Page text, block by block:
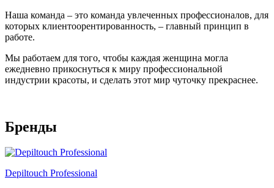
Наша команда – это команда увлеченных профессионалов, для
которых клиентоорентированность, – главный принцип в
работе.
Мы работаем для того, чтобы каждая женщина могла
ежедневно прикоснуться к миру профессиональной
индустрии красоты, и сделать этот мир чуточку прекраснее.
Бренды
Depiltouch Professional